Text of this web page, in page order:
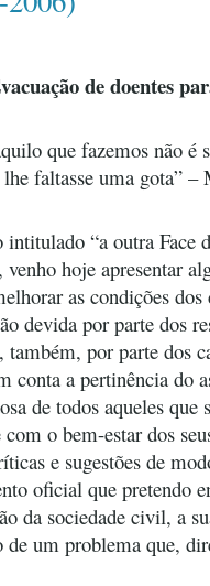
de doentes
que fazemos não é
faltasse uma gota” –
“a outra Face
hoje apresentar
as condições dos
devida por parte dos
por parte dos
conta a pertinência do
de todos aqueles que
o bem-estar dos
e sugestões de
oficial que pretendo
da sociedade civil, a
de um problema que,